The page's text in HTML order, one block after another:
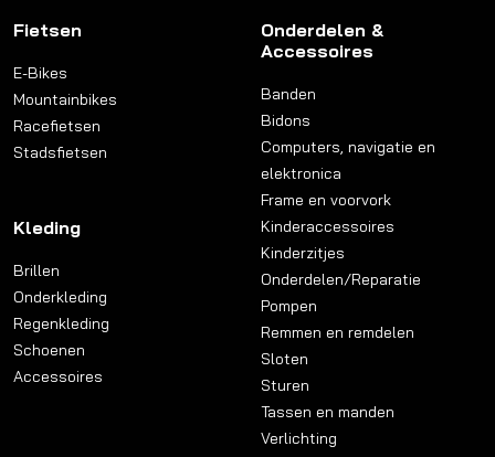
Fietsen
E-Bikes
Mountainbikes
Racefietsen
Stadsfietsen
Kleding
Brillen
Onderkleding
Regenkleding
Schoenen
Accessoires
Onderdelen &
Accessoires
Banden
Bidons
Computers, navigatie en
elektronica
Frame en voorvork
Kinderaccessoires
Kinderzitjes
Onderdelen/Reparatie
Pompen
Remmen en remdelen
Sloten
Sturen
Tassen en manden
Verlichting